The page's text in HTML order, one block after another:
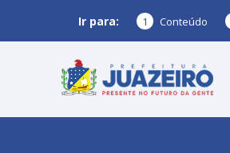
Ir para: 1 Conteúdo